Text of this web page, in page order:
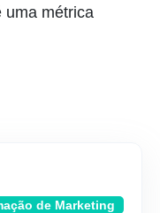
uma métrica
de Marketing